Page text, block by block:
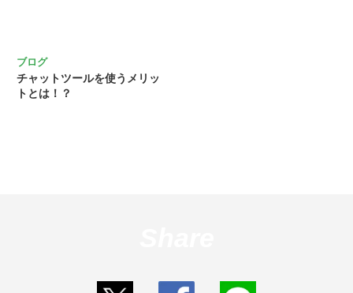
ブログ
チャットツールを使うメリッ
トとは！？